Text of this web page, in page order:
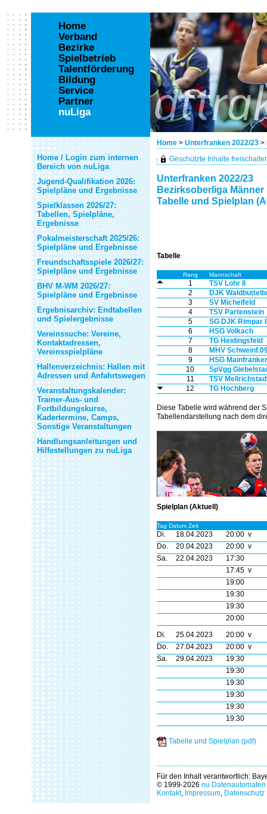
Home > Unterfranken 2022/23 >
Home
Verband
Bezirke
Spielbetrieb
Talentförderung
Bildung
Service
Partner
nuLiga
Home / Login zum internen
Bereich von nuLiga
Jugend-Qualifikation 2026:
Spielpläne und Ergebnisse
Spielklassen 2026/27:
Tabellen, Spielpläne,
Ergebnisse
Pokalmeisterschaft 2025/26:
Spielpläne und Ergebnisse
Freundschaftsspiele 2026/27:
Spielpläne und Ergebnisse
BHV M-WM 2026/27:
Spielpläne und Ergebnisse
Ergebnisarchiv: Endtabellen
und Spielergebnisse
Vereinssuche: Vereine,
Kontaktadressen,
Vereinsspielpläne
Hallenverzeichnis: Hallen mit
Adressen und Anfahrtswegen
Veranstaltungskalender:
Trainer-Aus- und
Fortbildungskurse,
Kadertermine, Camps,
Sonstige Veranstaltungen
Handlungsanleitungen und
Hilfestellungen zu nuLiga
Geschützte Inhalte
Unterfranken 2022/23
Bezirksoberliga Männer
Tabelle und Spielplan
Tabelle
Rang Mannschaft
1
TSV Lohr II
2
DJK
3
SV Michelfeld
4
TSV Partenstein
5
SG DJK Rimpar
6
HSG Volkach
7
TG Heidingsfeld
8
MHV
9
HSG
10
SpVgg
11
TSV
12
TG Höchberg
Diese Tabelle wird während der
Tabellendarstellung nach dem
Spielplan (Aktuell)
Tag Datum Zeit
Di. 18.04.2023
20:00 v
Do.
20.04.2023
20:00 v
Sa.
22.04.2023
17:30
17:45 v
19:00
19:30
19:30
20:00
Di.
25.04.2023
20:00 v
Do.
27.04.2023
20:00 v
Sa.
29.04.2023
19:30
19:30
19:30
19:30
19:30
19:30
Tabelle und Spielplan (pdf)
Für den Inhalt verantwortlich:
© 1999-2026 nu
Kontakt, Impressum, Datenschutz